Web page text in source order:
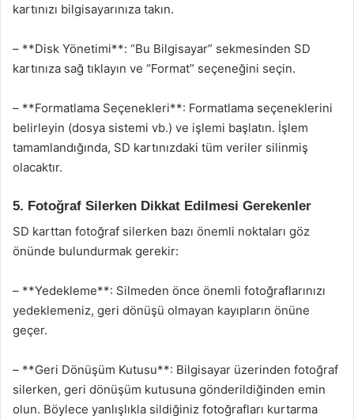
kartınızı bilgisayarınıza takın.
– **Disk Yönetimi**: “Bu Bilgisayar” sekmesinden SD
kartınıza sağ tıklayın ve “Format” seçeneğini seçin.
– **Formatlama Seçenekleri**: Formatlama seçeneklerini
belirleyin (dosya sistemi vb.) ve işlemi başlatın. İşlem
tamamlandığında, SD kartınızdaki tüm veriler silinmiş
olacaktır.
5. Fotoğraf Silerken Dikkat Edilmesi Gerekenler
SD karttan fotoğraf silerken bazı önemli noktaları göz
önünde bulundurmak gerekir:
– **Yedekleme**: Silmeden önce önemli fotoğraflarınızı
yedeklemeniz, geri dönüşü olmayan kayıpların önüne
geçer.
– **Geri Dönüşüm Kutusu**: Bilgisayar üzerinden fotoğraf
silerken, geri dönüşüm kutusuna gönderildiğinden emin
olun. Böylece yanlışlıkla sildiğiniz fotoğrafları kurtarma